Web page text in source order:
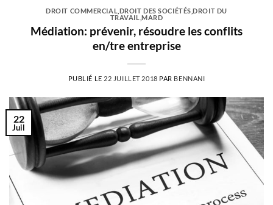
DROIT COMMERCIAL DROIT DES SOCIÉTÉS ,DROIT DU
TRAVAIL ,MARD
Médiation: prévenir, résoudre les conflits
en/tre entreprise
PUBLIÉ LE 22 JUILLET 2018 PAR BENNANI
22
Juil